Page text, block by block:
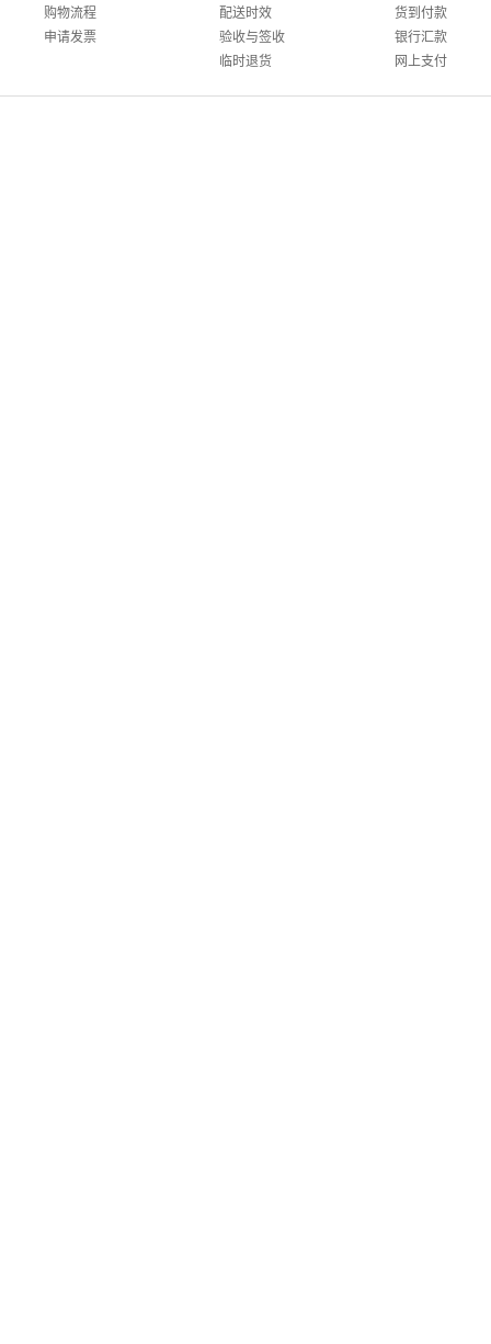
购物流程
申请发票
配送时效
验收与签收
临时退货
货到付款
银行汇款
网上支付